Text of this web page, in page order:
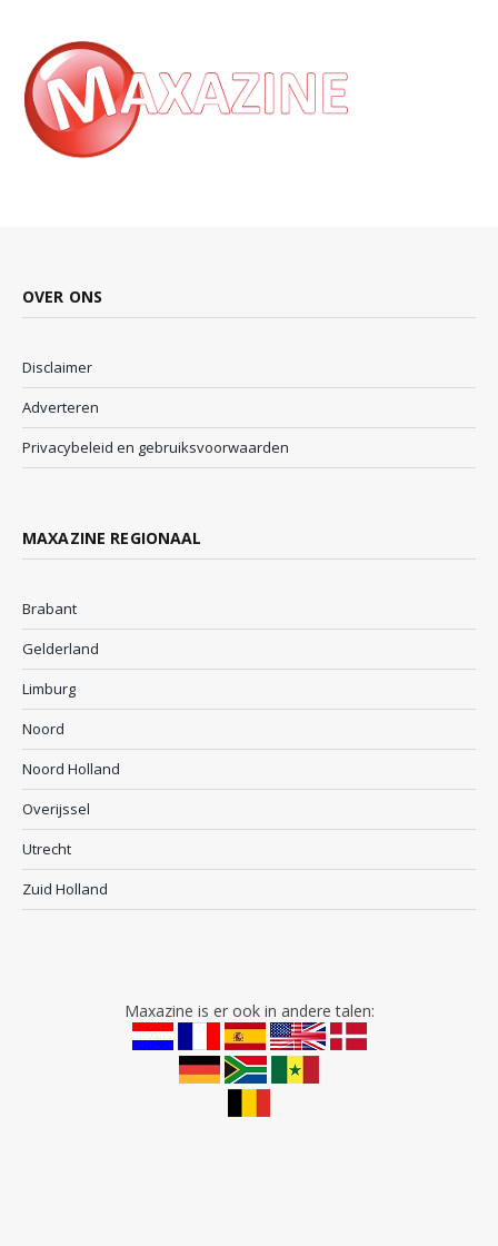
OVER ONS
Disclaimer
Adverteren
Privacybeleid en gebruiksvoorwaarden
MAXAZINE REGIONAAL
Brabant
Gelderland
Limburg
Noord
Noord Holland
Overijssel
Utrecht
Zuid Holland
Maxazine is er ook in andere talen: